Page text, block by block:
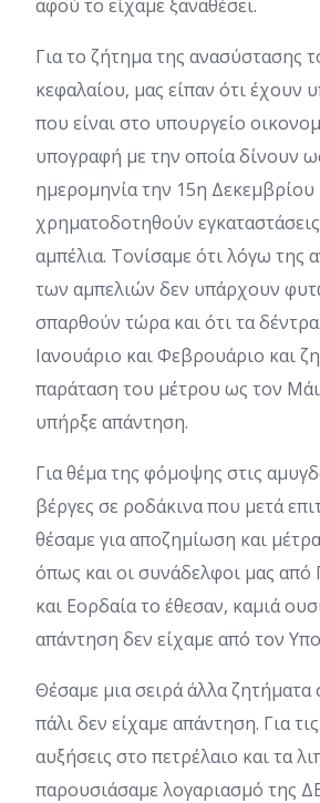
αφού το είχαμε ξαναθέσει.
Για το ζήτημα της ανασύστασης
κεφαλαίου, μας είπαν ότι έχουν
που είναι στο υπουργείο
υπογραφή με την οποία δίνουν
ημερομηνία την 15η Δεκεμβρίου
χρηματοδοτηθούν
αμπέλια. Τονίσαμε ότι λόγω της
των αμπελιών δεν υπάρχουν
σπαρθούν τώρα και ότι τα
Ιανουάριο και Φεβρουάριο και
παράταση του μέτρου ως τον
υπήρξε απάντηση.
Για θέμα της φόμοψης στις
βέργες σε ροδάκινα που μετά
θέσαμε για αποζημίωση και
όπως και οι συνάδελφοι μας
και Εορδαία το έθεσαν, καμιά
απάντηση δεν είχαμε από τον
Θέσαμε μια σειρά άλλα ζητήματα
πάλι δεν είχαμε απάντηση. Για
αυξήσεις στο πετρέλαιο και τα
παρουσιάσαμε λογαριασμό της